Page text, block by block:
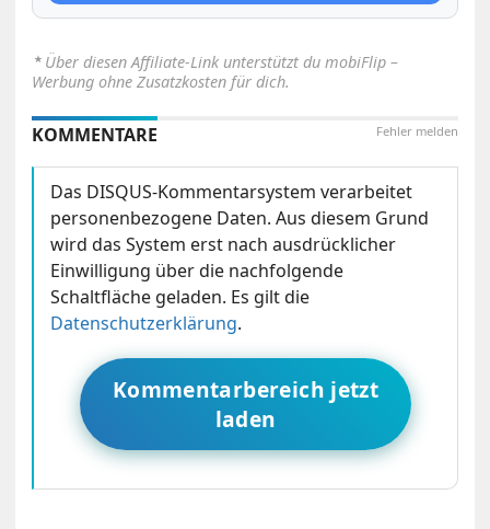
⋆ Über diesen Affiliate-Link unterstützt du mobiFlip –
Werbung ohne Zusatzkosten für dich.
Fehler melden
KOMMENTARE
Das DISQUS-Kommentarsystem verarbeitet
personenbezogene Daten. Aus diesem Grund
wird das System erst nach ausdrücklicher
Einwilligung über die nachfolgende
Schaltfläche geladen. Es gilt die
Datenschutzerklärung.
Kommentarbereich jetzt
laden